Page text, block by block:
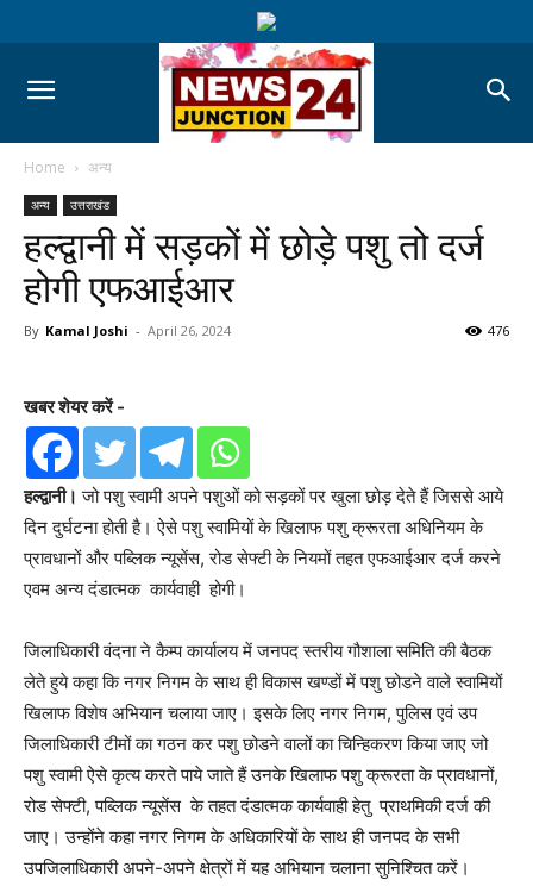
Home अन्य
अन्य उत्तराखंड
हल्द्वानी में सड़कों में छोड़े पशु तो दर्ज
होगी एफआईआर
By Kamal Joshi - April 26, 2024 476
खबर शेयर करें -
हल्द्वानी। जो पशु स्वामी अपने पशुओं को सड़कों पर खुला छोड़ देते हैं जिससे आये
दिन दुर्घटना होती है। ऐसे पशु स्वामियों के खिलाफ पशु क्रूरता अधिनियम के
प्रावधानों और पब्लिक न्यूसेंस, रोड सेफ्टी के नियमों तहत एफआईआर दर्ज करने
एवम अन्य दंडात्मक कार्यवाही होगी।
जिलाधिकारी वंदना ने कैम्प कार्यालय में जनपद स्तरीय गौशाला समिति की बैठक
लेते हुये कहा कि नगर निगम के साथ ही विकास खण्डों में पशु छोडने वाले स्वामियों
खिलाफ विशेष अभियान चलाया जाए। इसके लिए नगर निगम, पुलिस एवं उप
जिलाधिकारी टीमों का गठन कर पशु छोडने वालों का चिन्हिकरण किया जाए जो
पशु स्वामी ऐसे कृत्य करते पाये जाते हैं उनके खिलाफ पशु क्रूरता के प्रावधानों,
रोड सेफ्टी, पब्लिक न्यूसेंस के तहत दंडात्मक कार्यवाही हेतु प्राथमिकी दर्ज की
जाए। उन्होंने कहा नगर निगम के अधिकारियों के साथ ही जनपद के सभी
उपजिलाधिकारी अपने-अपने क्षेत्रों में यह अभियान चलाना सुनिश्चित करें।